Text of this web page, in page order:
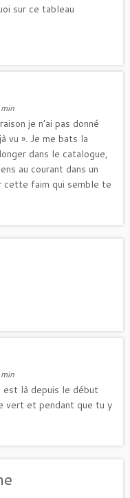
sur ce tableau
je n’ai pas donné
vu ». Je me bats la
dans le catalogue,
au courant dans un
cette faim qui semble te
là depuis le début
vert et pendant que tu y